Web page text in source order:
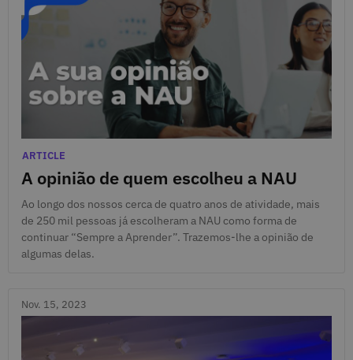
A opinião de quem escolheu a NAU
Nov. 17, 2023
Categories
ARTICLE
Ao longo dos nossos cerca de quatro anos de atividade, mais
de 250 mil pessoas já escolheram a NAU como forma de
continuar “Sempre a Aprender”. Trazemos-lhe a opinião de
algumas delas.
Nov. 15, 2023